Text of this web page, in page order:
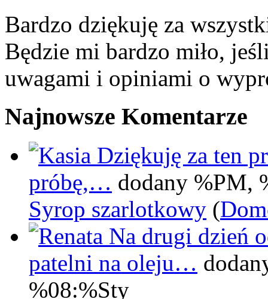
Bardzo dziękuję za
Będzie mi bardzo miło,
uwagami i opiniami o
Najnowsze Komentarze
Dziękuję za ten
próbę,… dodany %PM,
Syrop szarlotkowy (
Na drugi dzień
patelni na oleju…
%08:%Sty